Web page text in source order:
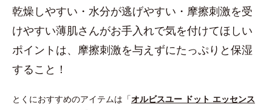
乾燥しやすい・水分が逃げやすい・摩擦刺激を受
けやすい薄肌さんがお手入れで気を付けてほしい
ポイントは、摩擦刺激を与えずにたっぷりと保湿
すること！
とくにおすすめのアイテムは「オルビスユー ドット エッセンス